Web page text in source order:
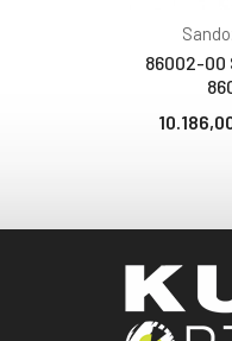
86002-00